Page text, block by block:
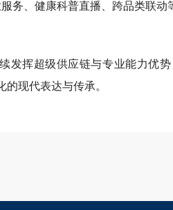
务、健康科普直播、跨品类联动
发挥超级供应链与专业能力优
现代表达与传承。